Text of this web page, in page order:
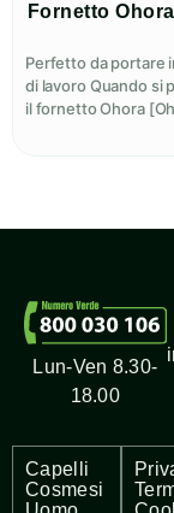
Fornetto
Perfetto da portare
di lavoro Quando si
il fornetto Ohora
Lun-Ven 8.30-
18.00
Capelli
Cosmesi